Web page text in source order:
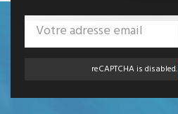
reCAPTCHA is disabled.